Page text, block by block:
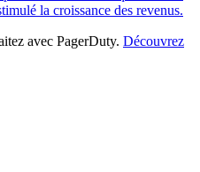
la croissance des revenus.
avec PagerDuty. Découvrez